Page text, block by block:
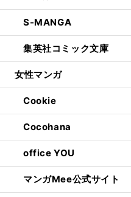
S-MANGA
集英社コミック文庫
女性マンガ
Cookie
Cocohana
office YOU
マンガMee公式サイト